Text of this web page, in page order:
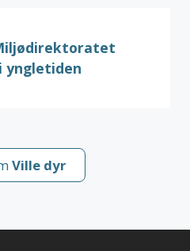
yngletiden
Ville dyr